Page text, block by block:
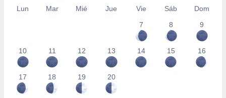
Lun Mar Mié Jue Vie Sáb
Dom
7
8 9
10 11 12 13 14 15 16
17 18 19 20